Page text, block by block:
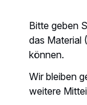
Bitte geben
das Material
können.
Wir bleiben
weitere